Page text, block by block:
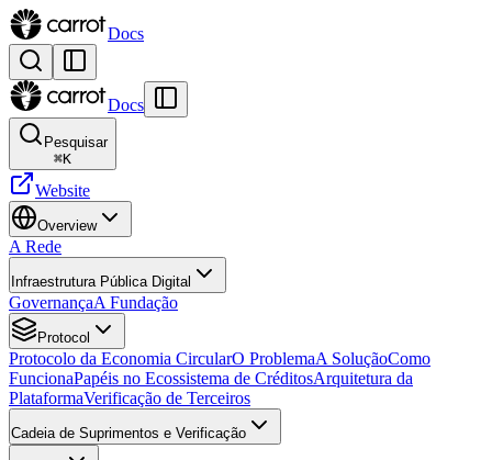
Docs
Docs
Pesquisar
⌘K
Website
Overview
A Rede
Infraestrutura Pública Digital
GovernançaA Fundação
Protocol
Protocolo da Economia CircularO ProblemaA SoluçãoComo
FuncionaPapéis no Ecossistema de CréditosArquitetura da
PlataformaVerificação de Terceiros
Cadeia de Suprimentos e Verificação